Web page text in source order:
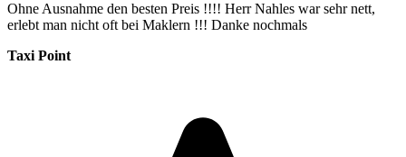
Ohne Ausnahme den besten Preis !!!! Herr Nahles war sehr nett,
erlebt man nicht oft bei Maklern !!! Danke nochmals
Taxi Point